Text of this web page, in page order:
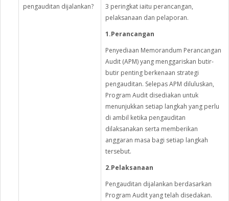
pengauditan dijalankan?
3 peringkat iaitu perancangan,
pelaksanaan dan pelaporan.
1.Perancangan
Penyediaan Memorandum Perancangan
Audit (APM) yang menggariskan butir-
butir penting berkenaan strategi
pengauditan. Selepas APM diluluskan,
Program Audit disediakan untuk
menunjukkan setiap langkah yang perlu
di ambil ketika pengauditan
dilaksanakan serta memberikan
anggaran masa bagi setiap langkah
tersebut.
2.Pelaksanaan
Pengauditan dijalankan berdasarkan
Program Audit yang telah disedakan.